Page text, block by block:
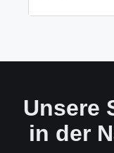
Unsere
in der